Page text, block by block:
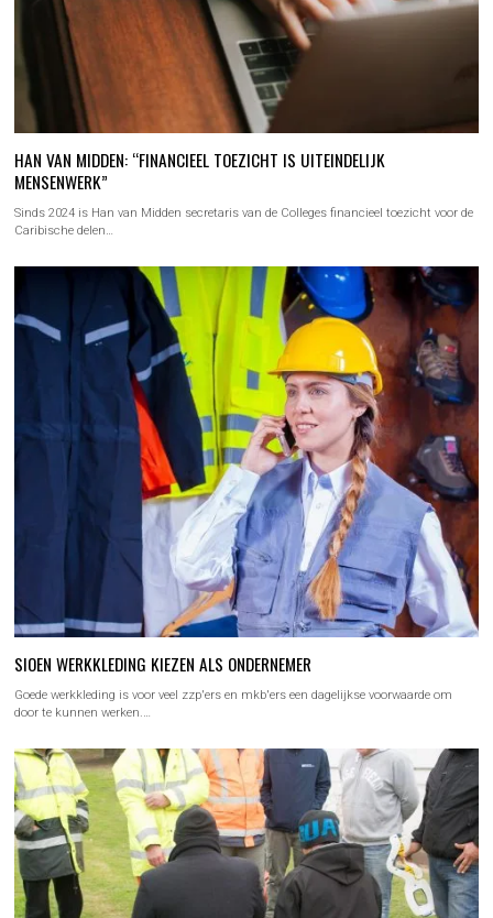
HAN VAN MIDDEN: “FINANCIEEL TOEZICHT IS UITEINDELIJK
MENSENWERK”
Sinds 2024 is Han van Midden secretaris van de Colleges financieel toezicht voor de
Caribische delen…
SIOEN WERKKLEDING KIEZEN ALS ONDERNEMER
Goede werkkleding is voor veel zzp'ers en mkb'ers een dagelijkse voorwaarde om
door te kunnen werken.…